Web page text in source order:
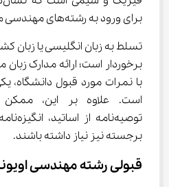
برای ورود به رشته‌های مهندسی می‌باشد.
تسلط به زبان انگلیسی یا زبان
برخوردار است؛ ارائه مدارک زبان
با نمرات مورد قبول دانشگاه،
برجسته نیز نیاز داشته باشند.
قبولی رشته مهندسی